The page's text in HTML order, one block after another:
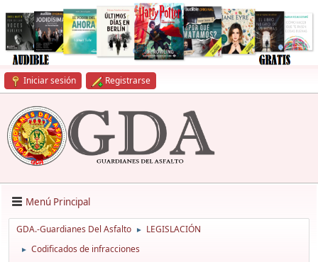
Iniciar sesión Registrarse
Menú Principal
GDA.-Guardianes Del Asfalto ► LEGISLACIÓN
► Codificados de infracciones